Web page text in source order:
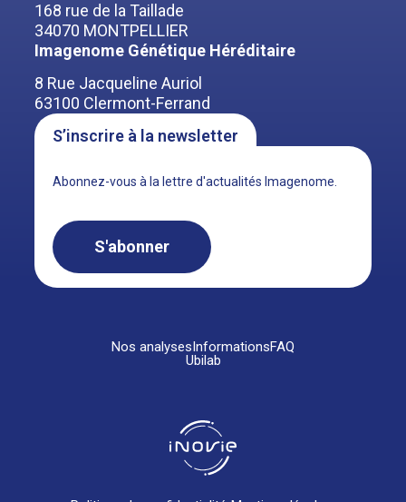
168 rue de la Taillade
34070 MONTPELLIER
Imagenome Génétique Héréditaire
8 Rue Jacqueline Auriol
63100 Clermont-Ferrand
S’inscrire à la newsletter
Abonnez-vous à la lettre d'actualités Imagenome.
S'abonner
Nos analysesInformationsFAQ
Ubilab